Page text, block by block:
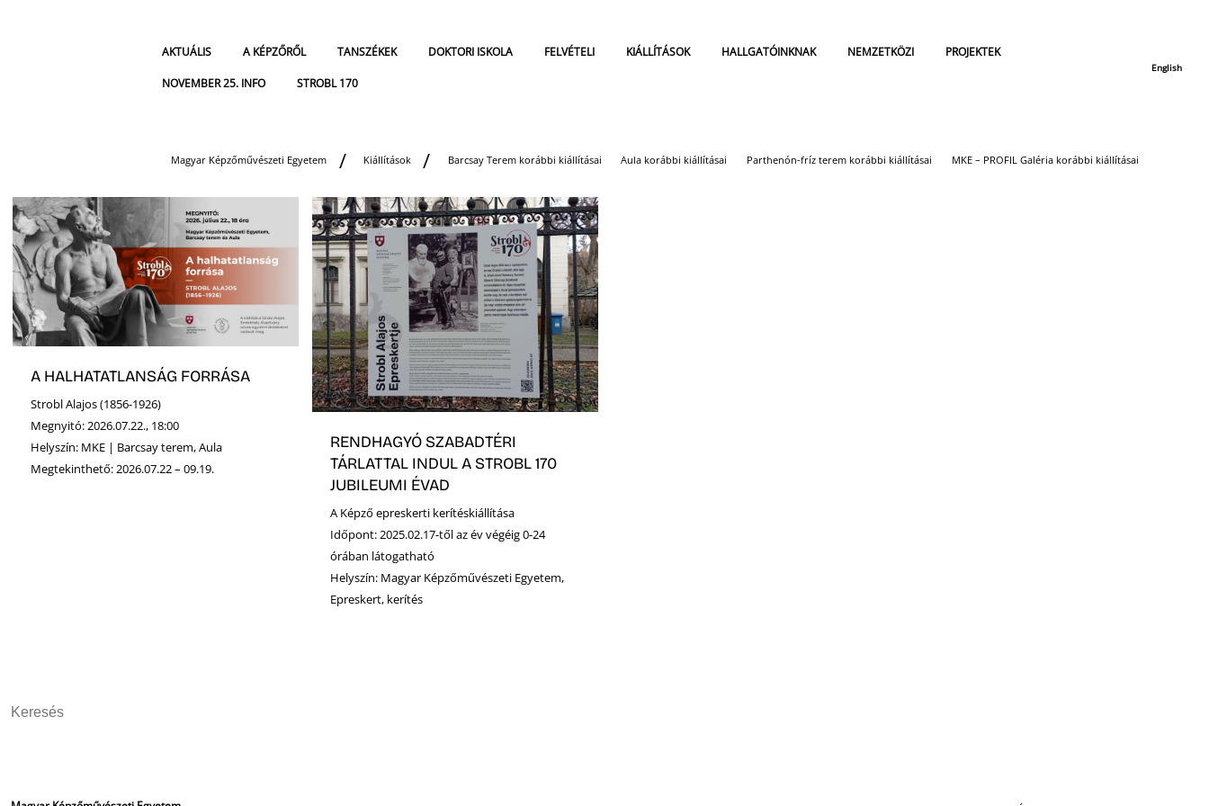
AKTUÁLIS A KÉPZŐRŐL TANSZÉKEK DOKTORI ISKOLA FELVÉTELI KIÁLLÍTÁSOK HALLGATÓINKNAK NEMZETKÖZI PROJEKTEK
NOVEMBER 25. INFO STROBL 170
English
Magyar Képzőművészeti Egyetem Kiállítások Barcsay Terem korábbi kiállításai Aula korábbi kiállításai Parthenón-fríz terem korábbi kiállításai MKE – PROFIL Galéria korábbi kiállításai
A HALHATATLANSÁG FORRÁSA
Strobl Alajos (1856-1926)
Megnyitó: 2026.07.22., 18:00
Helyszín: MKE | Barcsay terem, Aula
Megtekinthető: 2026.07.22 – 09.19.
RENDHAGYÓ SZABADTÉRI
TÁRLATTAL INDUL A STROBL 170
JUBILEUMI ÉVAD
A Képző epreskerti kerítéskiállítása
Időpont: 2025.02.17-től az év végéig 0-24
órában látogatható
Helyszín: Magyar Képzőművészeti Egyetem,
Epreskert, kerítés